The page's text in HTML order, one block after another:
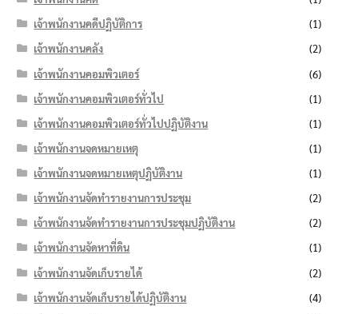
เจ้าพนักงานคดีปฏิบัติการ
(1)
เจ้าพนักงานคลัง
(2)
เจ้าพนักงานคอมพิวเตอร์
(6)
เจ้าพนักงานคอมพิวเตอร์ทั่วไป
(1)
เจ้าพนักงานคอมพิวเตอร์ทั่วไปปฏิบัติงาน
(1)
เจ้าพนักงานจดหมายเหตุ
(1)
เจ้าพนักงานจดหมายเหตุปฏิบัติงาน
(1)
เจ้าพนักงานจัดทำรายงานการประชุม
(2)
เจ้าพนักงานจัดทำรายงานการประชุมปฏิบัติงาน
(2)
เจ้าพนักงานจัดหาที่ดิน
(1)
เจ้าพนักงานจัดเก็บรายได้
(2)
เจ้าพนักงานจัดเก็บรายได้ปฏิบัติงาน
(4)